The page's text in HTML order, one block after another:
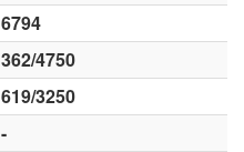
6794
362/4750
619/3250
-